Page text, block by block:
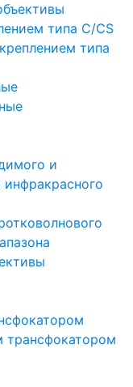
типа C/CS
типа
и
инфракрасного
трансфокатором